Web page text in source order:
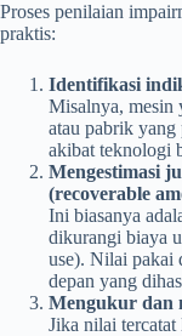
Proses penilaian
praktis:
Identifikasi
Misalnya, mesin
atau pabrik
akibat teknologi
Mengestimasi
(recoverable
Ini biasanya
dikurangi biaya
use). Nilai pakai
depan yang
Mengukur dan
Jika nilai